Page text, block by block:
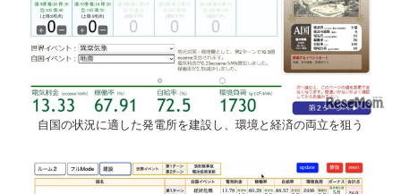
自国の状況に適した発電所を建設し、環境と経済の両立を狙う